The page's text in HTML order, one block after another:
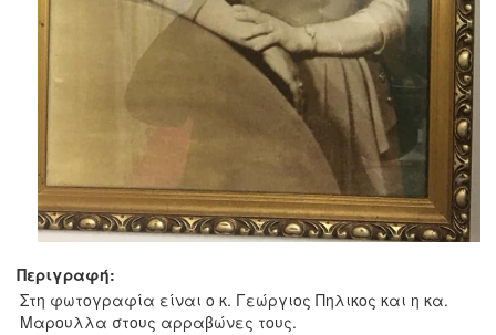
Περιγραφή:
Στη φωτογραφία είναι ο κ. Γεώργιος Πηλικος και η κα.
Μαρουλλα στους αρραβώνες τους.